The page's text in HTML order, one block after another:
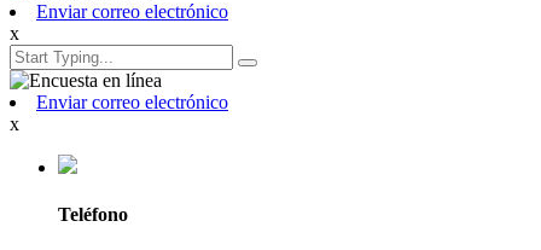
Enviar correo electrónico
x
Enviar correo electrónico
x
Teléfono